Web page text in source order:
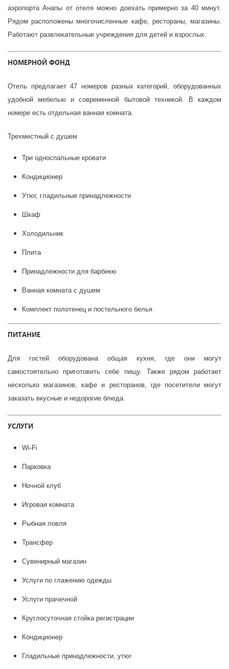
аэропорта Анапы от отеля можно доехать примерно за 40 минут.
Рядом расположены многочисленные кафе, рестораны, магазины.
Работают развлекательные учреждения для детей и взрослых.
НОМЕРНОЙ ФОНД
Отель предлагает 47 номеров разных категорий, оборудованных
удобной мебелью и современной бытовой техникой. В каждом
номере есть отдельная ванная комната.
Трехместный с душем
Три односпальные кровати
Кондиционер
Утюг, гладильные принадлежности
Шкаф
Холодильник
Плита
Принадлежности для барбекю
Ванная комната с душем
Комплект полотенец и постельного белья
ПИТАНИЕ
Для гостей оборудована общая кухня, где они могут
самостоятельно приготовить себе пищу. Также рядом работает
несколько магазинов, кафе и ресторанов, где посетители могут
заказать вкусные и недорогие блюда.
УСЛУГИ
Wi-Fi
Парковка
Ночной клуб
Игровая комната
Рыбная ловля
Трансфер
Сувенирный магазин
Услуги по глажению одежды
Услуги прачечной
Круглосуточная стойка регистрации
Кондиционер
Гладильные принадлежности, утюг